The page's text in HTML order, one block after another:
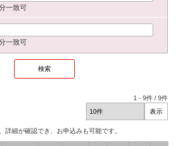
一致可
一致可
1 -9件 /9件
詳細が確認でき、お申込みも可能です。